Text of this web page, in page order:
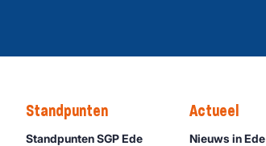
Standpunten
Standpunten SGP Ede
Actueel
Nieuws in Ede